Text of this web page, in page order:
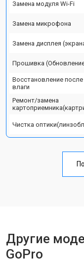
Замена модуля Wi-Fi
Замена микрофона
Замена дисплея
Прошивка
Восстановление после
влаги
Ремонт/замена
Чистка
Другие
GoPro